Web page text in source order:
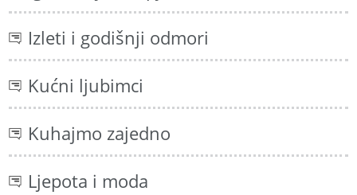
Izleti i godišnji odmori
Kućni ljubimci
Kuhajmo zajedno
Ljepota i moda